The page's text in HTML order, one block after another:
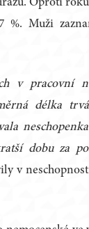
Oproti
Muži
v pracovní
délka
dobu za
v